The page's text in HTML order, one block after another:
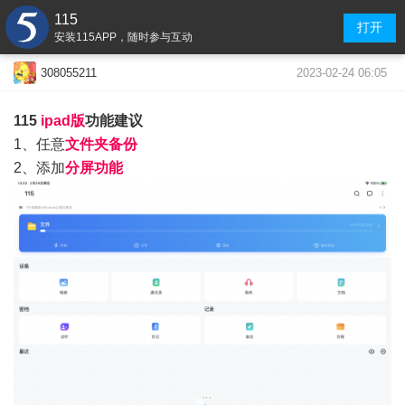
115
安装115APP，随时参与互动
打开
308055211 2023-02-24 06:05
115 ipad版功能建议
1、任意文件夹备份
2、添加分屏功能